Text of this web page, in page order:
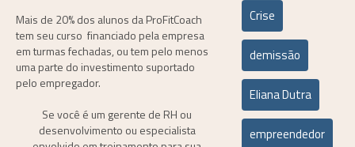
Mais de 20% dos alunos da ProFitCoach
tem seu curso financiado pela empresa
em turmas fechadas, ou tem pelo menos
uma parte do investimento suportado
pelo empregador.
Se você é um gerente de RH ou
desenvolvimento ou especialista
Crise
demissão
Eliana Dutra
empreendedor